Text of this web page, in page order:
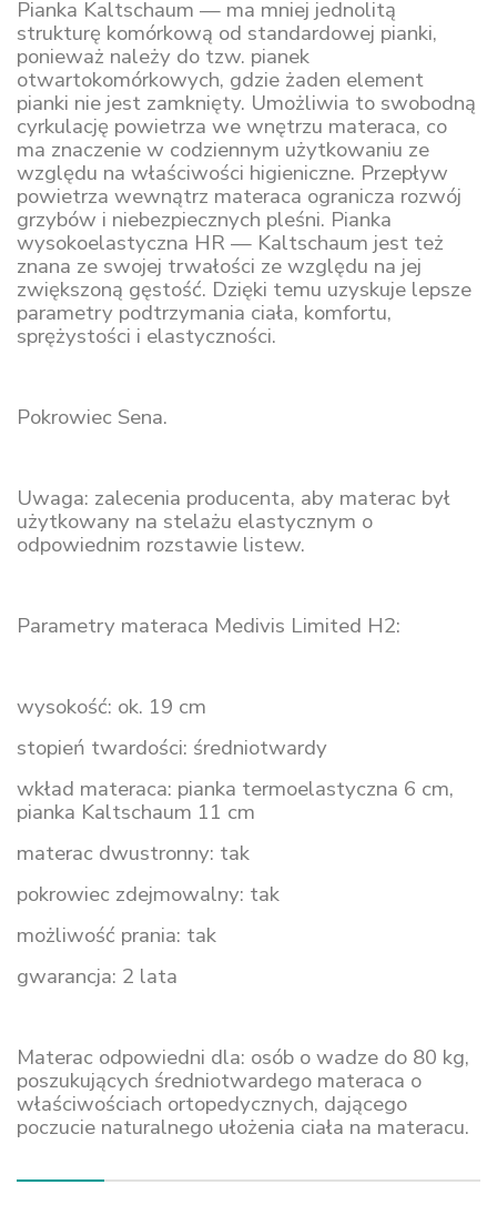
Pianka Kaltschaum — ma mniej jednolitą
strukturę komórkową od standardowej pianki,
ponieważ należy do tzw. pianek
otwartokomórkowych, gdzie żaden element
pianki nie jest zamknięty. Umożliwia to swobodną
cyrkulację powietrza we wnętrzu materaca, co
ma znaczenie w codziennym użytkowaniu ze
względu na właściwości higieniczne. Przepływ
powietrza wewnątrz materaca ogranicza rozwój
grzybów i niebezpiecznych pleśni. Pianka
wysokoelastyczna HR — Kaltschaum jest też
znana ze swojej trwałości ze względu na jej
zwiększoną gęstość. Dzięki temu uzyskuje lepsze
parametry podtrzymania ciała, komfortu,
sprężystości i elastyczności.
Pokrowiec Sena.
Uwaga: zalecenia producenta, aby materac był
użytkowany na stelażu elastycznym o
odpowiednim rozstawie listew.
Parametry materaca Medivis Limited H2:
wysokość: ok. 19 cm
stopień twardości: średniotwardy
wkład materaca: pianka termoelastyczna 6 cm,
pianka Kaltschaum 11 cm
materac dwustronny: tak
pokrowiec zdejmowalny: tak
możliwość prania: tak
gwarancja: 2 lata
Materac odpowiedni dla: osób o wadze do 80 kg,
poszukujących średniotwardego materaca o
właściwościach ortopedycznych, dającego
poczucie naturalnego ułożenia ciała na materacu.